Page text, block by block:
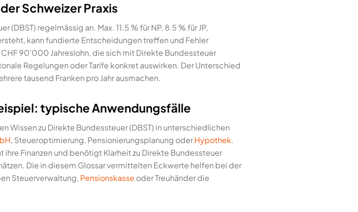
Schweizer Praxis
regelmässig an. Max. 11.5 % für NP, 8.5 % für JP,
kann fundierte Entscheidungen treffen und Fehler
90'000 Jahreslohn, die sich mit Direkte Bundessteuer
Regelungen oder Tarife konkret auswirken. Der Unterschied
tausend Franken pro Jahr ausmachen.
typische Anwendungsfälle
Wissen zu Direkte Bundessteuer (DBST) in unterschiedlichen
, Steueroptimierung, Pensionierungsplanung oderHypothek.
ihre Finanzen und benötigt Klarheit zu Direkte Bundessteuer
Die in diesem Glossar vermittelten Eckwerte helfen bei der
Steuerverwaltung, Pensionskasse oder Treuhänder die